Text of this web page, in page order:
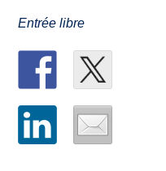
Entrée libre